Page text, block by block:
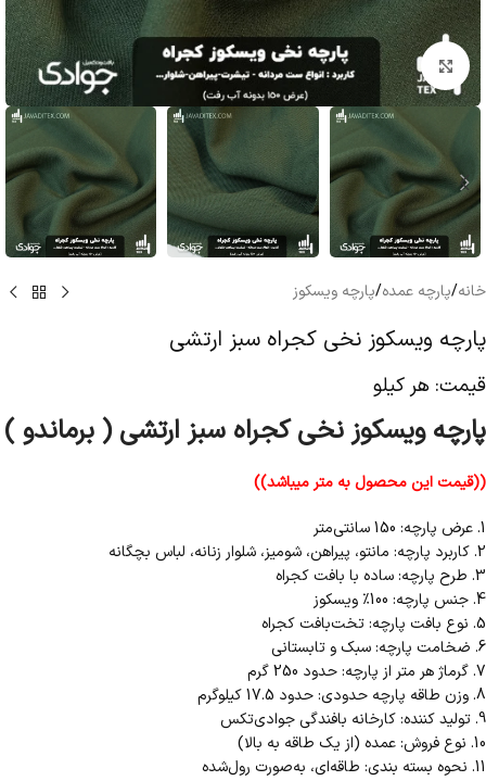
بزرگنمایی تصویر
خانه/پارچه عمده/پارچه ویسکوز
پارچه ویسکوز نخی کجراه سبز ارتشی
قیمت: هر کیلو
پارچه ویسکوز نخی کجراه سبز ارتشی ( برماندو )
((قیمت این محصول به متر میباشد))
1. عرض پارچه: 150 سانتی‌متر
2. کاربرد پارچه: مانتو، پیراهن، شومیز، شلوار زنانه، لباس بچگانه
3. طرح پارچه: ساده با بافت کجراه
4. جنس پارچه: 100٪ ویسکوز
5. نوع بافت پارچه: تخت‌بافت کجراه
6. ضخامت پارچه: سبک و تابستانی
7. گرماژ هر متر از پارچه: حدود 250 گرم
8. وزن طاقه پارچه حدودی: حدود 17.5 کیلوگرم
9. تولید کننده: کارخانه بافندگی جوادی‌تکس
10. نوع فروش: عمده (از یک طاقه به بالا)
11. نحوه بسته بندی: طاقه‌ای، به‌صورت رول‌شده